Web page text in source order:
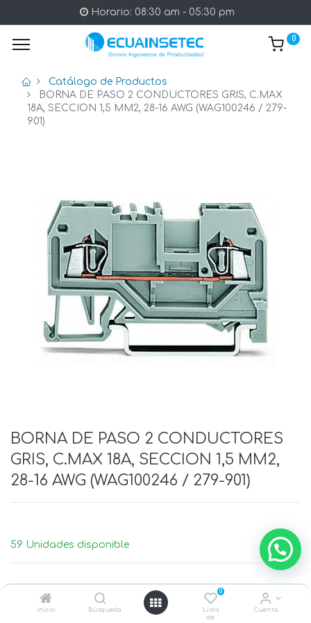
Inicio Búsqueda
0
Lista
de
Cuenta
Horario: 08:30 am - 05:30 pm
0
Catálogo de Productos
BORNA DE PASO 2 CONDUCTORES GRIS, C.MAX
18A, SECCION 1,5 MM2, 28-16 AWG (WAG100246 / 279-
901)
BORNA DE PASO 2 CONDUCTORES
GRIS, C.MAX 18A, SECCION 1,5 MM2,
28-16 AWG (WAG100246 / 279-901)
59 Unidades disponible